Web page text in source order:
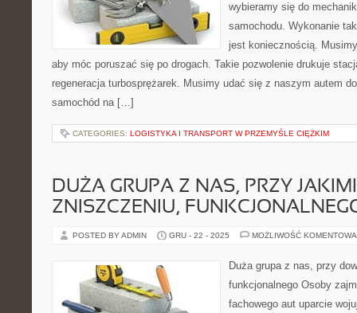
wybieramy się do
samochodu. Wykonanie
jest koniecznością.
aby móc poruszać się po drogach. Takie pozwolenie drukuje
regeneracja turbosprężarek. Musimy udać się z naszym autem
samochód na […]
CATEGORIES: LOGISTYKA I TRANSPORT W PRZEMYŚLE CIĘŻKIM
DUŻA GRUPA Z NAS, PRZY
ZNISZCZENIU,
POSTED BY ADMIN GRU - 22 - 2025 MOŻLIWOŚĆ
Duża grupa z nas, przy
funkcjonalnego Osoby
fachowego aut uparcie